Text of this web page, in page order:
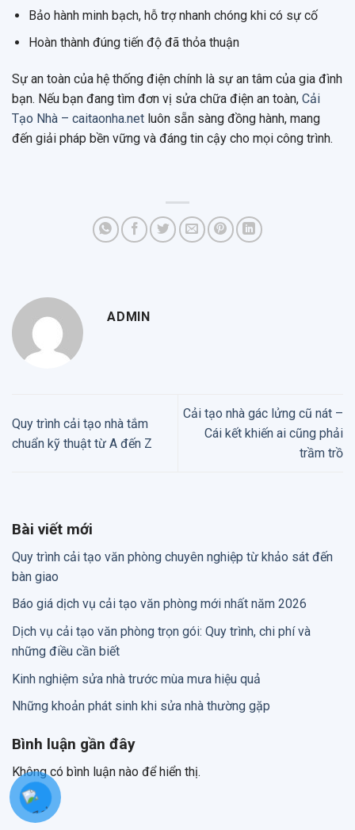
Bảo hành minh bạch, hỗ trợ nhanh chóng khi có sự cố
Hoàn thành đúng tiến độ đã thỏa thuận
Sự an toàn của hệ thống điện chính là sự an tâm của gia đình
bạn. Nếu bạn đang tìm đơn vị sửa chữa điện an toàn, Cải
Tạo Nhà – caitaonha.net luôn sẵn sàng đồng hành, mang
đến giải pháp bền vững và đáng tin cậy cho mọi công trình.
ADMIN
Quy trình cải tạo nhà tắm
chuẩn kỹ thuật từ A đến Z
Cải tạo nhà gác lửng cũ nát –
Cái kết khiến ai cũng phải
trầm trồ
Bài viết mới
Quy trình cải tạo văn phòng chuyên nghiệp từ khảo sát đến
bàn giao
Báo giá dịch vụ cải tạo văn phòng mới nhất năm 2026
Dịch vụ cải tạo văn phòng trọn gói: Quy trình, chi phí và
những điều cần biết
Kinh nghiệm sửa nhà trước mùa mưa hiệu quả
Những khoản phát sinh khi sửa nhà thường gặp
Bình luận gần đây
Không có bình luận nào để hiển thị.